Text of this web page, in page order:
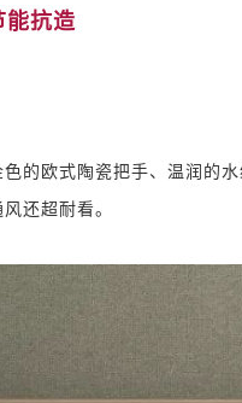
能抗造
的欧式陶瓷把手、温润的
还超耐看。